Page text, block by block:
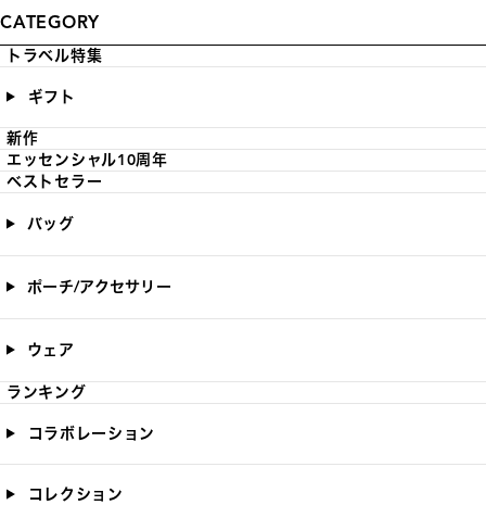
CATEGORY
トラベル特集
ギフト
新作
エッセンシャル10周年
ベストセラー
バッグ
ポーチ/アクセサリー
ウェア
ランキング
コラボレーション
コレクション